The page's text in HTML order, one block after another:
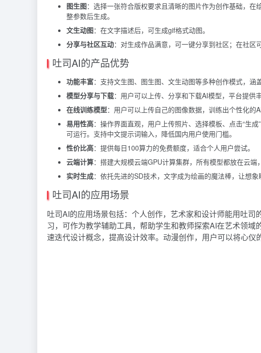
图生图：选择一张符合版权要求且清晰的图片作为创作基础，
整参数后生成。
文生动图：在文字描述后，可生成gif格式动图。
分享与社区互动：对生成作品满意，可一键分享到社区；在社
吐司AI的产品优势
功能丰富：支持文生图、图生图、文生动图等多种创作模式，涵
模型分享与下载：用户可以上传、分享和下载AI模型，平台提供
在线训练模型：用户可以上传自己的图像数据，训练出个性化的AI
易用性高：操作界面直观，用户上传照片、选择模板、点击“生
可运行。支持中文提示词输入，降低国内用户使用门槛。
性价比高：提供每日100算力的免费额度，适合个人用户尝试。
云端计算：搭建大规模云端GPU计算集群，所有模型都放在云端
实时生成：依托先进的SD技术，文字成为绘画的魔法棒，让想象
吐司AI的应用场景
吐司AI的应用场景包括：个人创作，艺术家和设计师能用吐
习，可作为教学辅助工具，帮助学生和教师探索AI在艺术领
速迭代设计概念，提高设计效率。动漫创作，用户可以将心仪